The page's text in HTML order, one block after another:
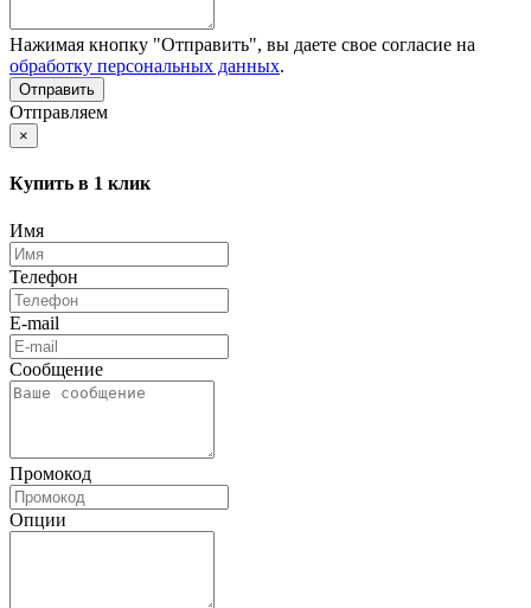
Нажимая кнопку "Отправить", вы даете свое согласие на
обработку персональных данных.
Отправляем
×
Купить в 1 клик
Имя
Телефон
E-mail
Сообщение
Промокод
Опции